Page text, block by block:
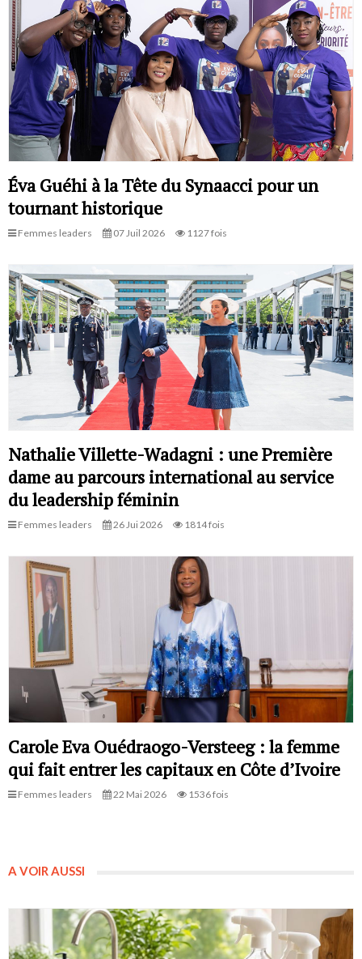
Éva Guéhi à la Tête du Synaacci pour un
tournant historique
Femmes leaders 07 Juil 2026 1127 fois
Nathalie Villette-Wadagni : une Première
dame au parcours international au service
du leadership féminin
Femmes leaders 26 Jui 2026 1814 fois
Carole Eva Ouédraogo-Versteeg : la femme
qui fait entrer les capitaux en Côte d’Ivoire
Femmes leaders 22 Mai 2026 1536 fois
A VOIR AUSSI